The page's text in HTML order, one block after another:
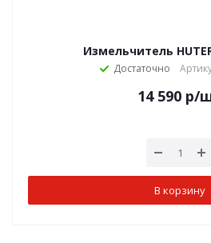
Измельчитель
Достаточно
14 590 р/
В корзину